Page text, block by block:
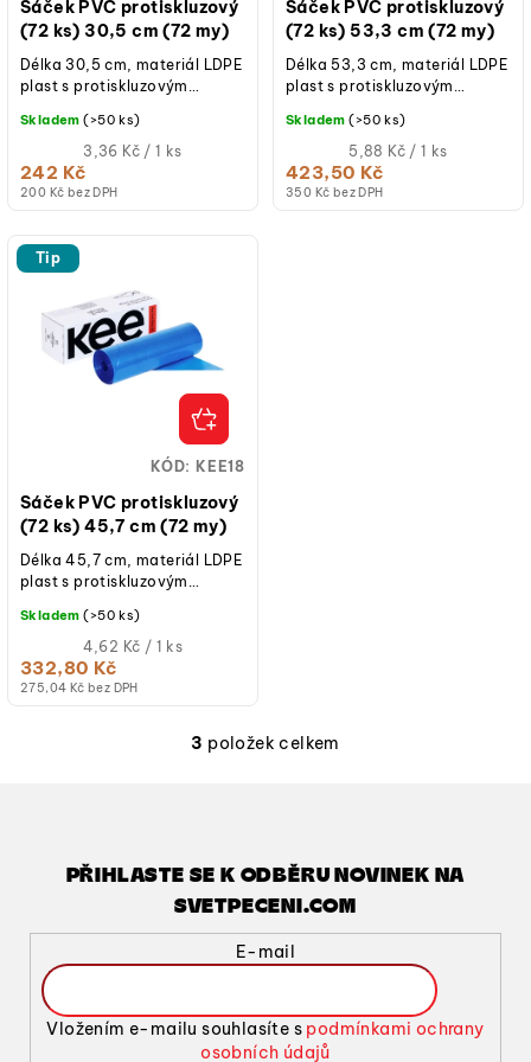
u
k
t
ů
Sáček PVC protiskluzový
(72 ks) 30,5 cm (72 my)
200 Kč bez DPH
242 Kč
Měrná
cena:
3,36 Kč / 1 ks
Skladem (>50 ks)
Délka 30,5 cm, materiál LDPE
plast s protiskluzovým
-30 °C až +110 °C, tloušťka
Sáček PVC protiskluzový
(72 ks) 53,3 cm (72 my)
350 Kč bez DPH
423,50 Kč
Měrná
cena:
5,88 Kč / 1 ks
Skladem (>50 ks)
Délka 53,3 cm, materiál LDPE
plast s protiskluzovým
-30 °C až +110 °C, tloušťka
Tip
Sáček PVC protiskluzový
(72 ks) 45,7 cm (72 my)
275,04 Kč bez DPH
332,80 Kč
Měrná
cena:
4,62 Kč / 1 ks
Skladem (>50 ks)
Délka 45,7 cm, materiál LDPE
plast s protiskluzovým
-30 °C až +110 °C, tloušťka
KÓD: KEE18
O
d
a
c
í
p
v
k
3 položek celkem
PŘIHLASTE SE K ODBĚRU NOVINEK NA
SVETPECENI.COM
E-mail
Vložením e-mailu souhlasíte s podmínkami ochrany
osobních údajů